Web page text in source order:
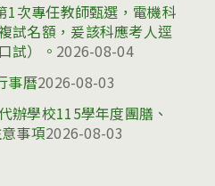
1次專任教師甄選，電機科
試名額，爰該科應考人逕
試）。 2026-08-04
事曆2026-08-03
辦學校115學年度團膳、
事項2026-08-03